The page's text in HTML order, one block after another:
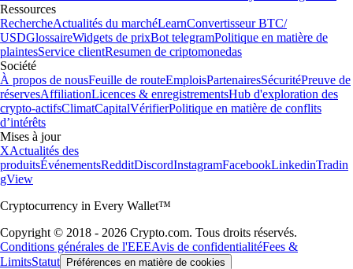
Ressources
RechercheActualités du marchéLearnConvertisseur BTC/
USDGlossaireWidgets de prixBot telegramPolitique en matière de
plaintesService clientResumen de criptomonedas
Société
À propos de nousFeuille de routeEmploisPartenairesSécuritéPreuve de
réservesAffiliationLicences & enregistrementsHub d'exploration des
crypto-actifsClimatCapitalVérifierPolitique en matière de conflits
d’intérêts
Mises à jour
XActualités des
produitsÉvénementsRedditDiscordInstagramFacebookLinkedinTradin
gView
Cryptocurrency in Every Wallet™
Copyright © 2018 - 2026 Crypto.com. Tous droits réservés.
Conditions générales de l'EEEAvis de confidentialitéFees &
LimitsStatut Préférences en matière de cookies